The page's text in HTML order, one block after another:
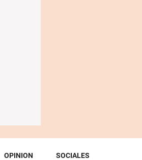
OPINION SOCIALES